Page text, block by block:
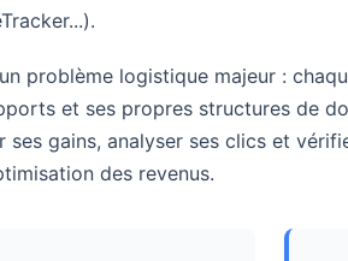
problème logistique majeur :
et ses propres structures de
gains, analyser ses clics et
des revenus.